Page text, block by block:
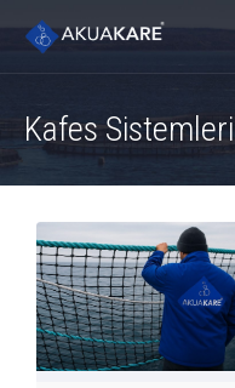
Kafes Sistemleri